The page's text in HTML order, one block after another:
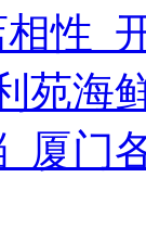
性_
苑海
厦门